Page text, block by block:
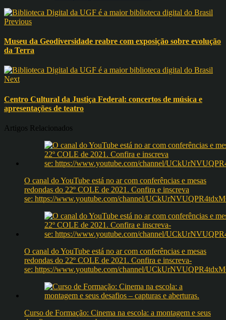
Previous
Museu da Geodiversidade reabre com exposição sobre evolução
da Terra
Next
Centro Cultural da Justiça Federal: concertos de música e
apresentações de teatro
Artigos Relacionados
O canal do YouTube está no ar com conferências e mesas
redondas do 22º COLE de 2021. Confira e inscreva
se: https://www.youtube.com/channel/
O canal do YouTube está no ar com conferências e mesas
redondas do 22º COLE de 2021. Confira e inscreva-
se: https://www.youtube.com/channel/
Curso de Formação: Cinema na escola: a montagem e seus